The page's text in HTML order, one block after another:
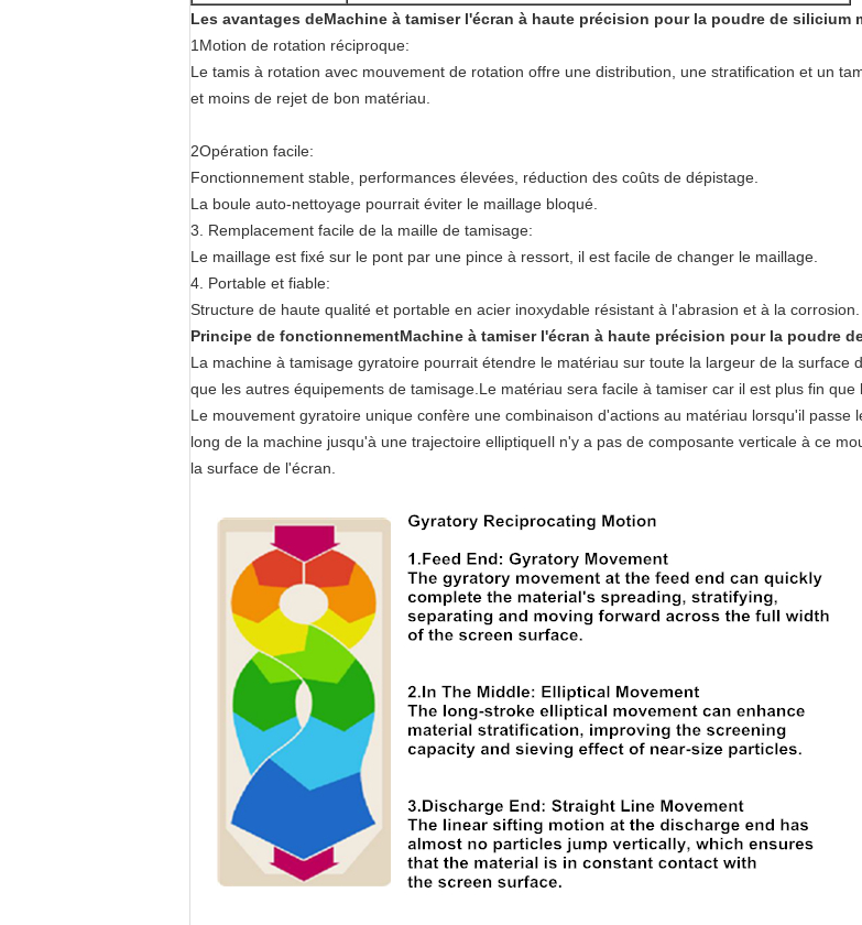
Les avantages deMachine à tamiser l'écran à haute précision pour la poudre de silicium
1Motion de rotation réciproque:
Le tamis à rotation avec mouvement de rotation offre une distribution, une stratification et un
et moins de rejet de bon matériau.
2Opération facile:
Fonctionnement stable, performances élevées, réduction des coûts de dépistage.
La boule auto-nettoyage pourrait éviter le maillage bloqué.
3. Remplacement facile de la maille de tamisage:
Le maillage est fixé sur le pont par une pince à ressort, il est facile de changer le maillage.
4. Portable et fiable:
Structure de haute qualité et portable en acier inoxydable résistant à l'abrasion et à la corrosion.
Principe de fonctionnementMachine à tamiser l'écran à haute précision pour la poudre
La machine à tamisage gyratoire pourrait étendre le matériau sur toute la largeur de la
que les autres équipements de tamisage.Le matériau sera facile à tamiser car il est plus fin que
Le mouvement gyratoire unique confère une combinaison d'actions au matériau lorsqu'il
long de la machine jusqu'à une trajectoire elliptiqueIl n'y a pas de composante verticale à ce
la surface de l'écran.